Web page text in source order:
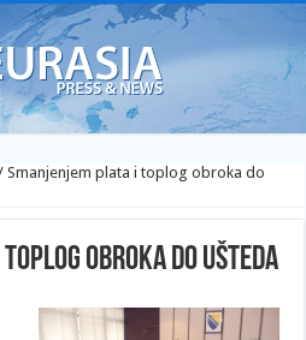
Smanjenjem plata i toplog obroka do
toplog obroka do ušteda